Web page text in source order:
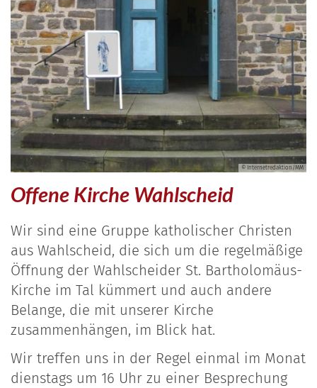
© Internetredaktion/MM
Offene Kirche Wahlscheid
Wir sind eine Gruppe katholischer Christen
aus Wahlscheid, die sich um die regelmäßige
Öffnung der Wahlscheider St. Bartholomäus-
Kirche im Tal kümmert und auch andere
Belange, die mit unserer Kirche
zusammenhängen, im Blick hat.
Wir treffen uns in der Regel einmal im Monat
dienstags um 16 Uhr zu einer Besprechung